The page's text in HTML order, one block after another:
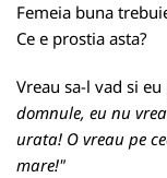
Femeia buna
Ce e prostia asta?
Vreau sa-l vad si
domnule, eu nu
urata! O vreau pe
mare!"